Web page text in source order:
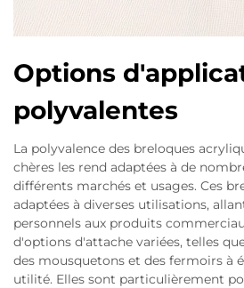
Options
polyvalentes
La polyvalence des breloques
chères les rend adaptées à de
différents marchés et usages. Ces
adaptées à diverses utilisations,
personnels aux produits
d'options d'attache variées, telles
des mousquetons et des fermoirs à
utilité. Elles sont particulièrement